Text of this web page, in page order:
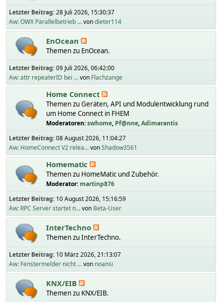
Letzter Beitrag:28 Juli 2026, 15:30:37
Aw: OWX Parallelbetrieb ...vondieter114
EnOcean
Themen zu EnOcean.
Letzter Beitrag:09 Juli 2026, 06:42:00
Aw: attr repeaterID bei ...von Flachzange
Home Connect
Themen zu Geräten, API und Modulentwicklung rund
um Home Connect in FHEM
Moderatoren:swhome, Pf@nne,Adimarantis
Letzter Beitrag:08 August 2026, 11:04:27
Aw: HomeConnect V2 relea...vonShadow3561
Homematic
Themen zu HomeMatic und Zubehör.
Moderator: martinp876
Letzter Beitrag: 10 August 2026, 15:16:59
Aw: RPC Server startet n...von Beta-User
InterTechno
Themen zu InterTechno.
Letzter Beitrag: 10 März 2026, 21:13:07
Aw: Fenstermelder nicht ...von noansi
KNX/EIB
Themen zu KNX/EIB.